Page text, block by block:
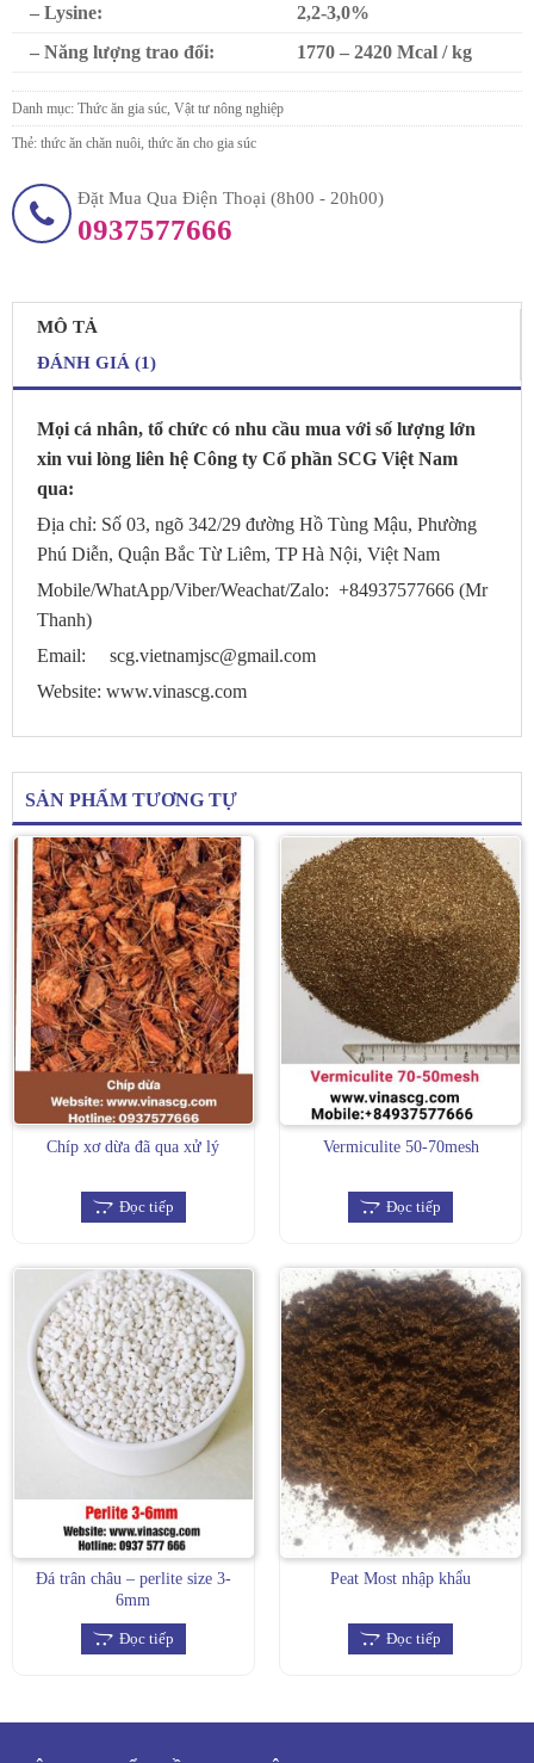
– Lysine:
2,2-3,0%
– Năng lượng trao đổi:
1770 – 2420 Mcal / kg
Danh mục: Thức ăn gia súc, Vật tư nông nghiệp
Thẻ: thức ăn chăn nuôi, thức ăn cho gia súc
Đặt Mua Qua Điện Thoại (8h00 - 20h00)
0937577666
MÔ TẢ
ĐÁNH GIÁ (1)
Mọi cá nhân, tổ chức có nhu cầu mua với số lượng lớn
xin vui lòng liên hệ Công ty Cổ phần SCG Việt Nam
qua:
Địa chỉ: Số 03, ngõ 342/29 đường Hồ Tùng Mậu, Phường
Phú Diễn, Quận Bắc Từ Liêm, TP Hà Nội, Việt Nam
Mobile/WhatApp/Viber/Weachat/Zalo: +84937577666 (Mr
Thanh)
Email: scg.vietnamjsc@gmail.com
Website: www.vinascg.com
SẢN PHẨM TƯƠNG TỰ
Chíp xơ dừa đã qua xử lý
Đọc tiếp
Vermiculite 50-70mesh
Đọc tiếp
Đá trân châu – perlite size 3-
6mm
Đọc tiếp
Peat Most nhập khẩu
Đọc tiếp